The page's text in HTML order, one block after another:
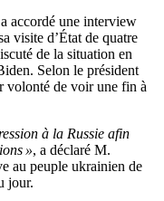
accordé une interview
visite d’État de quatre
de la situation en
Selon le président
volonté de voir une fin à
à la Russie afin
», a déclaré M.
au peuple ukrainien de
jour.